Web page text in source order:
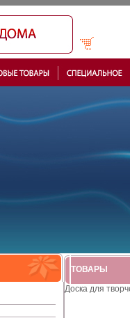
ТОВАРЫ
Доска для